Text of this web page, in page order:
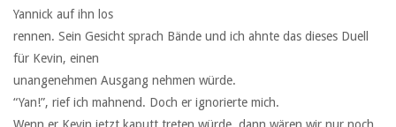
Yannick auf ihn los
rennen. Sein Gesicht sprach Bände und ich ahnte das dieses Duell
für Kevin, einen
unangenehmen Ausgang nehmen würde.
“Yan!”, rief ich mahnend. Doch er ignorierte mich.
Wenn er Kevin jetzt kaputt treten würde, dann wären wir nur noch